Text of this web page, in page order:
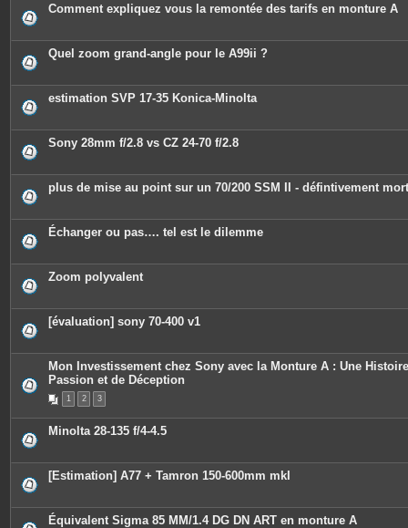
Comment expliquez vous la remontée des tarifs en monture A
Quel zoom grand-angle pour le A99ii ?
estimation SVP 17-35 Konica-Minolta
Sony 28mm f/2.8 vs CZ 24-70 f/2.8
plus de mise au point sur un 70/200 SSM II - défintivement
Échanger ou pas…. tel est le dilemme
Zoom polyvalent
[évaluation] sony 70-400 v1
Mon Investissement chez Sony avec la Monture A : Une
Passion et de Déception
1 2 3
Minolta 28-135 f/4-4.5
[Estimation] A77 + Tamron 150-600mm mkI
Équivalent Sigma 85 MM/1.4 DG DN ART en monture A